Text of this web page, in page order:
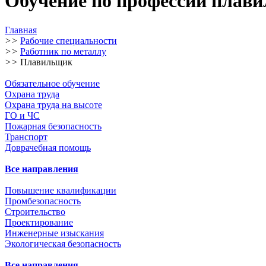
Главная
>> Рабочие специальности
>> Работник по металлу
>> Плавильщик
Обязательное обучение
Охрана труда
Охрана труда на высоте
ГО и ЧС
Пожарная безопасность
Транспорт
Доврачебная помощь
Все направления
Повышение квалификации
Промбезопасность
Строительство
Проектирование
Инженерные изыскания
Экологическая безопасность